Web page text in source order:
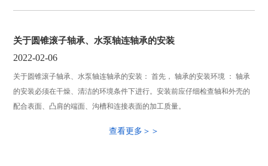
关于圆锥滚子轴承、水泵轴连轴承的安装
2022-02-06
关于圆锥滚子轴承、水泵轴连轴承的安装： 首先， 轴承的安装环境 ： 轴承
的安装必须在干燥、清洁的环境条件下进行。安装前应仔细检查轴和外壳的
配合表面、凸肩的端面、沟槽和连接表面的加工质量。
查看更多＞＞